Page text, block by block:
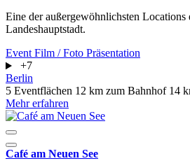
Eine der außergewöhnlichsten Locations
Landeshauptstadt.
Event Film / Foto Präsentation
+7
Berlin
5 Eventflächen 12 km zum Bahnhof 14
Mehr erfahren
Café am Neuen See